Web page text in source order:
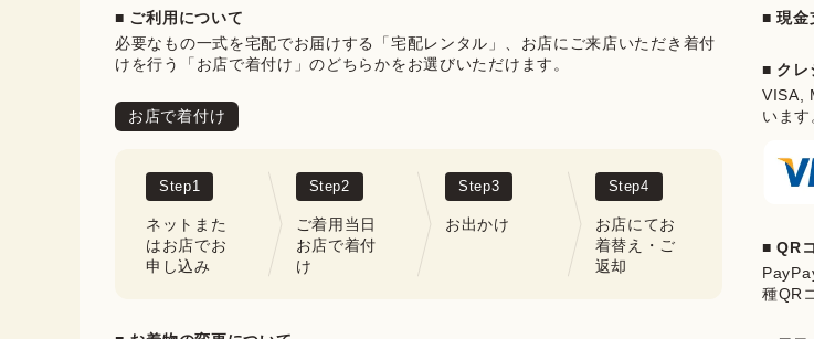
■ ご利用について
必要なもの一式を宅配でお届けする「宅配レンタル」、お店にご来店いただき着付
けを行う「お店で着付け」のどちらかをお選びいただけます。
お店で着付け
Step1
ネットまた
はお店でお
申し込み
Step2
ご着用当日
お店で着付
け
Step3
お出かけ
Step4
お店にてお
着替え・ご
返却
■ 現金
■ クレ
VISA,
います
■ QR
種QR